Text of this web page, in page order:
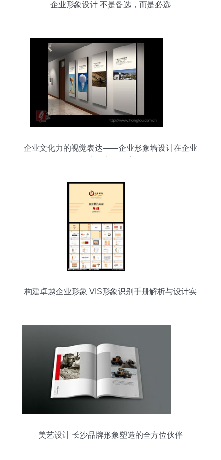
企业形象设计 不是备选，而是必选
企业文化力的视觉表达——企业形象墙设计在企业
构建卓越企业形象 VIS形象识别手册解析与设计实
美艺设计 长沙品牌形象塑造的全方位伙伴